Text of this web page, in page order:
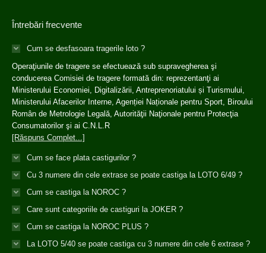
Întrebări frecvente
Cum se desfasoara tragerile loto ?
Operaţiunile de tragere se efectuează sub supravegherea şi
conducerea Comisiei de tragere formată din: reprezentanţi ai
Ministerului Economiei, Digitalizării, Antreprenoriatului și Turismului,
Ministerului Afacerilor Interne, Agenției Naționale pentru Sport, Biroului
Român de Metrologie Legală, Autorităţii Naţionale pentru Protecţia
Consumatorilor şi ai C.N.L.R
[Răspuns Complet...]
Cum se face plata castigurilor ?
Cu 3 numere din cele extrase se poate castiga la LOTO 6/49 ?
Cum se castiga la NOROC ?
Care sunt categoriile de castiguri la JOKER ?
Cum se castiga la NOROC PLUS ?
La LOTO 5/40 se poate castiga cu 3 numere din cele 6 extrase ?